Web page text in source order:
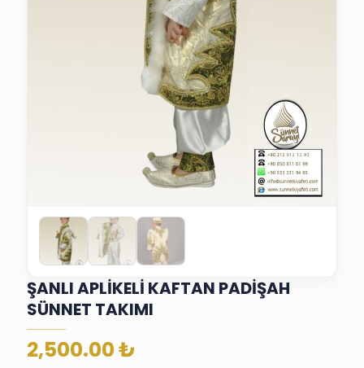
ŞANLI APLİKELİ KAFTAN PADİŞAH
SÜNNET TAKIMI
2,500.00₺